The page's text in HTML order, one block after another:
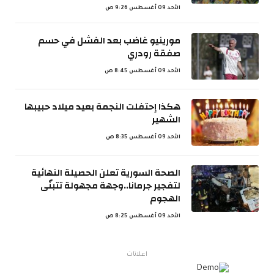
الأحد 09 أغسطس 9:26 ص
مورينيو غاضب بعد الفشل في حسم
صفقة رودري
الأحد 09 أغسطس 8:45 ص
هكذا إحتفلت النجمة بعيد ميلاد حبيبها
الشهير
الأحد 09 أغسطس 8:35 ص
الصحة السورية تعلن الحصيلة النهائية
لتفجير جرمانا..وجهة مجهولة تتبنّى
الهجوم
الأحد 09 أغسطس 8:25 ص
اعلانات